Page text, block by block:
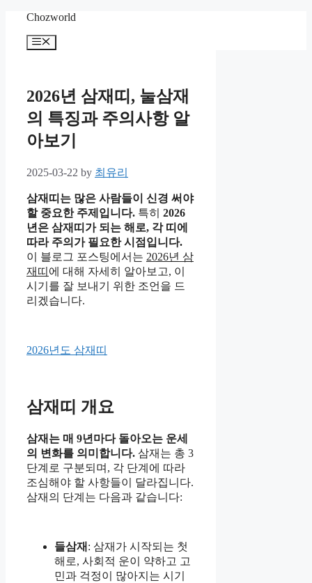
content
Chozworld
Menu
2026년 삼재띠, 눌삼재
의 특징과 주의사항 알
아보기
2025-03-22 by 최유리
삼재띠는 많은 사람들이 신경 써야
할 중요한 주제입니다. 특히 2026
년 은 삼재띠가 되는 해로, 각 띠에
따라 주의가 필요한 시점입니다.
이 블로그 포스팅에서는 2026년 삼
재띠 에 대해 자세히 알아보고, 이
시기를 잘 보내기 위한 조언을 드
리겠습니다.
2026년도 삼재띠
삼재띠 개요
삼재는 매 9년마다 돌아오는 운세
의 변화를 의미합니다. 삼재는 총 3
단계로 구분되며, 각 단계에 따라
조심해야 할 사항들이 달라집니다.
삼재의 단계는 다음과 같습니다:
들삼재 : 삼재가 시작되는 첫
해로, 사회적 운이 약하고 고
민과 걱정이 많아지는 시기